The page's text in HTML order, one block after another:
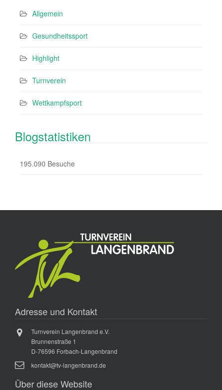
Allgemein
Gesundheitssport
Highlight
Turnverein
Wettkampfsport
Blogstatistiken
195.090 Besuche
Adresse und Kontakt
Turnverein Langenbrand e.V.
Brunnenstraße 1
D-76596 Forbach-Langenbrand
kontakt@tv-langenbrand.de
Über diese Website